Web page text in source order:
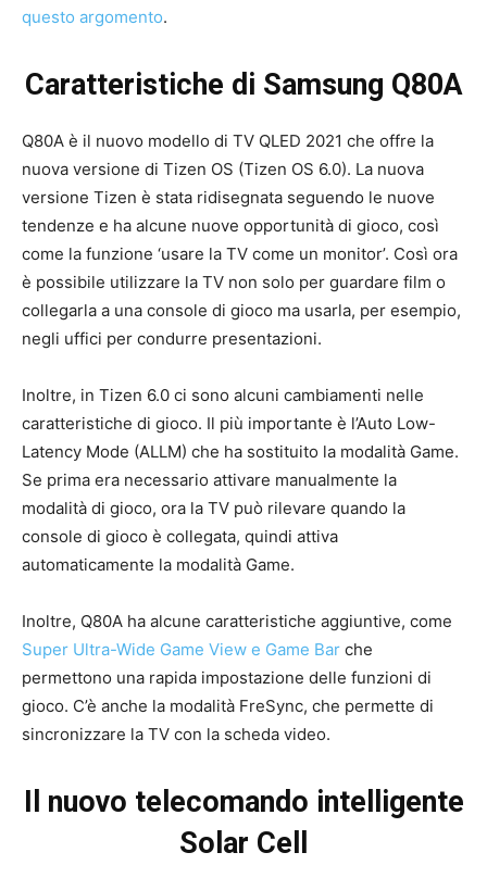
questo argomento.
Caratteristiche di Samsung Q80A
Q80A è il nuovo modello di TV QLED 2021 che offre la
nuova versione di Tizen OS (Tizen OS 6.0). La nuova
versione Tizen è stata ridisegnata seguendo le nuove
tendenze e ha alcune nuove opportunità di gioco, così
come la funzione ‘usare la TV come un monitor’. Così ora
è possibile utilizzare la TV non solo per guardare film o
collegarla a una console di gioco ma usarla, per esempio,
negli uffici per condurre presentazioni.
Inoltre, in Tizen 6.0 ci sono alcuni cambiamenti nelle
caratteristiche di gioco. Il più importante è l’Auto Low-
Latency Mode (ALLM) che ha sostituito la modalità Game.
Se prima era necessario attivare manualmente la
modalità di gioco, ora la TV può rilevare quando la
console di gioco è collegata, quindi attiva
automaticamente la modalità Game.
Inoltre, Q80A ha alcune caratteristiche aggiuntive, come
Super Ultra-Wide Game View e Game Bar che
permettono una rapida impostazione delle funzioni di
gioco. C’è anche la modalità FreSync, che permette di
sincronizzare la TV con la scheda video.
Il nuovo telecomando intelligente
Solar Cell